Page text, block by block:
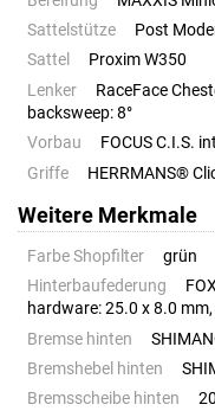
Sattelstütze
Post
Sattel
Proxim W350
Lenker
RaceFace
backsweep: 8°
Vorbau
FOCUS C.I.S.
Griffe
HERRMANS®
Weitere Merkmale
Farbe Shopfilter
grün
Hinterbaufederung
hardware: 25.0 x 8.0
Bremse hinten
Bremshebel hinten
Bremsscheibe hinten